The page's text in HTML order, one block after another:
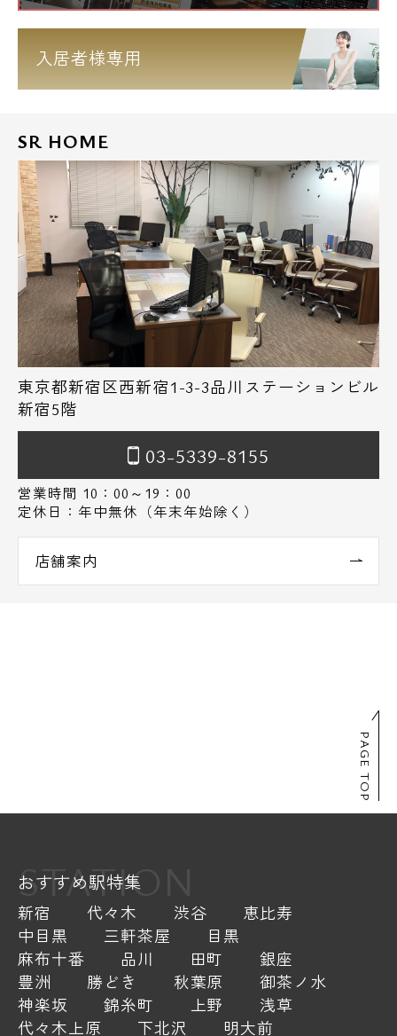
入居者様専用
SR HOME
東京都新宿区西新宿1-3-3品川ステーションビル
新宿5階
03-5339-8155
営業時間 10：00～19：00
定休日：年中無休（年末年始除く）
店舗案内
PAGE TOP
STATION
おすすめ駅特集
新宿 代々木 渋谷
恵比寿
中目黒
三軒茶屋
目黒
麻布十番
品川 田町
銀座
豊洲
勝どき 秋葉原
御茶ノ水
神楽坂
錦糸町 上野
浅草
代々木上原
下北沢
明大前